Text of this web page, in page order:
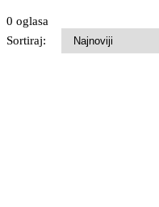
0 oglasa
Sortiraj: